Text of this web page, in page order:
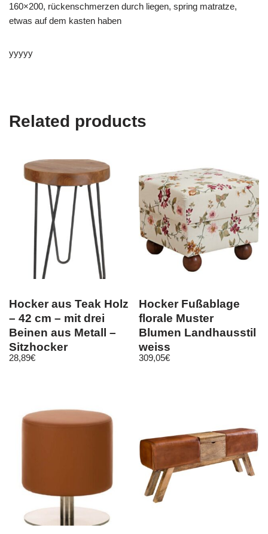
160×200, rückenschmerzen durch liegen, spring matratze,
etwas auf dem kasten haben
yyyyy
Related products
Hocker aus Teak Holz
– 42 cm – mit drei
Beinen aus Metall –
Sitzhocker
Blumenständer
28,89€
Hocker Fußablage
florale Muster
Blumen Landhausstil
weiss
309,05€